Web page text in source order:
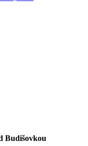
Budišovkou